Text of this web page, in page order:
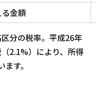
金額
分の税率。平成26年
2.1%）により、所得
す。